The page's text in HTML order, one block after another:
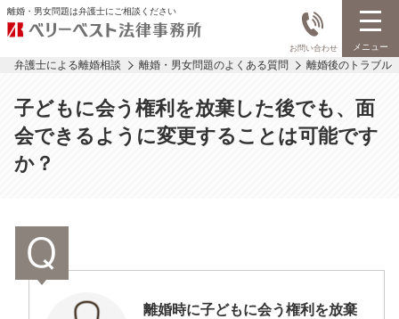
離婚・男女問題は弁護士にご相談ください
お問い合わせ メニュー
弁護士による離婚相談 離婚・男女問題のよくある質問 離婚後のトラブル
子どもに会う権利を放棄した後でも、面
会できるように変更することは可能です
か？
離婚時に子どもに会う権利を放棄